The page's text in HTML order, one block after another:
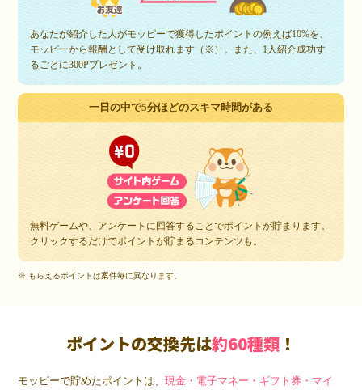
あなたが紹介した人がモッピーで獲得したポイントの例えば10%を、
モッピーから報酬として受け取れます（※）。また、1人紹介成功す
るごとに300Pプレゼント。
一日の中で5分ほどのスキマ時間がある
無料ゲームや、アンケートに回答することでポイントが貯まります。
クリックするだけでポイントが貯まるコンテンツも。
※ もらえるポイントは案件毎に異なります。
ポイントの交換先は約60種類 ！
モッピーで貯めたポイントは、現金・電子マネー・ギフト券・マイ